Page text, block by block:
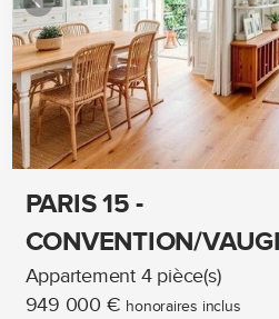
PARIS 15 -
CONVENTION/
Appartement 4 pièce(s)
949 000 € honoraires inclus